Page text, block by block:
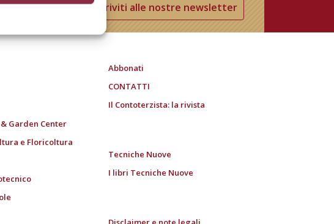
Iscriviti alle nostre newsletter
Garden Center
e Floricoltura
Abbonati
CONTATTI
Il Contoterzista: la rivista
Tecniche Nuove
I libri Tecniche Nuove